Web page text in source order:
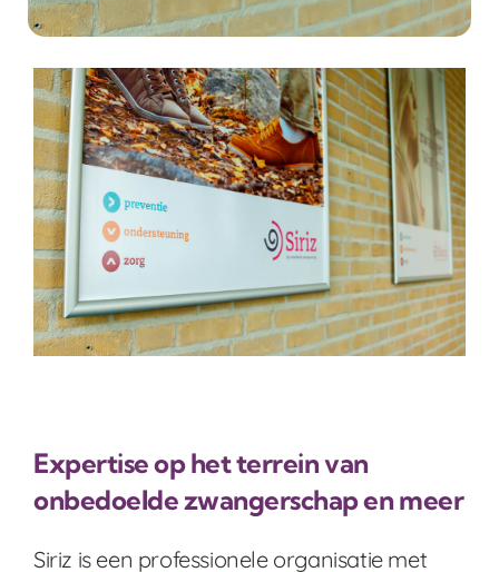
Expertise op het terrein van
onbedoelde zwangerschap en meer
Siriz is een professionele organisatie met